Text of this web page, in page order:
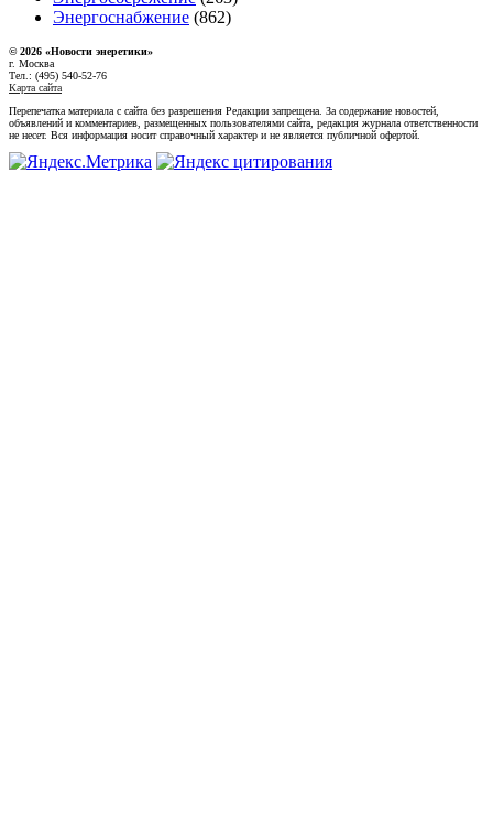
Энергоснабжение (862)
© 2026 «Новости энеретики»
г. Москва
Тел.: (495) 540-52-76
Карта сайта
Перепечатка материала с сайта без разрешения Редакции запрещена. За содержание новостей,
объявлений и комментариев, размещенных пользователями сайта, редакция журнала ответственности
не несет. Вся информация носит справочный характер и не является публичной офертой.